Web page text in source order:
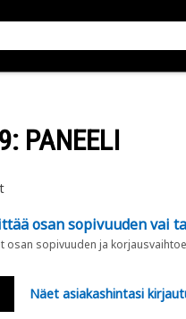
: PANEELI
osan sopivuuden vai
osan sopivuuden ja
Näet asiakashintasi